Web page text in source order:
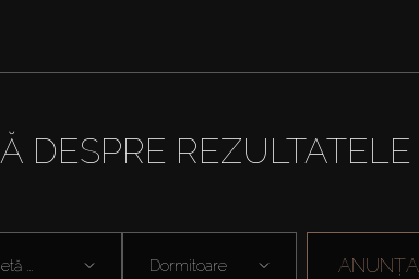
DESPRE REZULTATELE
... Dormitoare